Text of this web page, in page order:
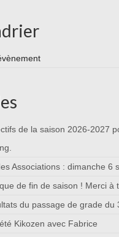
de la saison 2026-2027
Associations : dimanche 6
de fin de saison ! Merci à
du passage de grade du
Kikozen avec Fabrice